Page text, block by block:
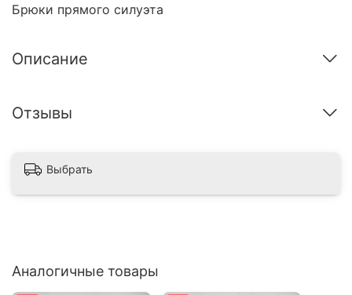
Брюки прямого силуэта
Описание
Отзывы
Выбрать
Аналогичные товары